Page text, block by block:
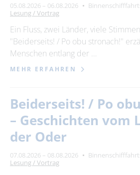
05.08.2026 – 06.08.2026
Lesung / Vortrag
Ein Fluss, zwei Länder, viele
"Beiderseits! / Po obu stronach!"
Menschen entlang der …
MEHR ERFAHREN
Beiderseits! / Po
– Geschichten vom
der Oder
07.08.2026 – 08.08.2026
Lesung / Vortrag